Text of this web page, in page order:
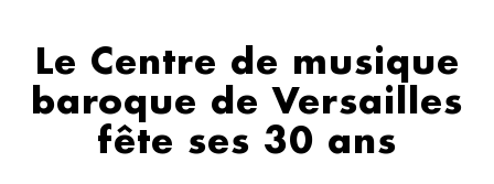
Le Centre de musique
baroque de Versailles
fête ses 30 ans